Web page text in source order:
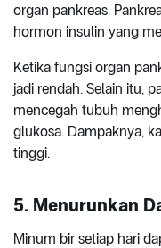
organ pankreas.
hormon insulin yang
Ketika fungsi organ
jadi rendah. Selain itu,
mencegah tubuh
glukosa. Dampaknya,
tinggi.
5. Menurunkan
Minum bir setiap hari